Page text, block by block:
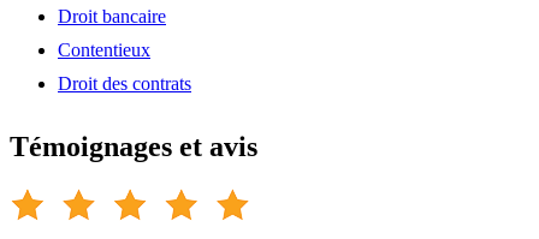
Droit bancaire
Contentieux
Droit des contrats
Témoignages et avis